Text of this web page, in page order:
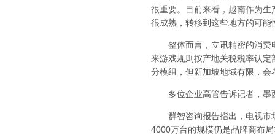
很重要。目前来看，越南作为
很成熟，转移到这些地方的可能
整体而言，立讯精密的消费电
来游戏规则按产地关税税率认
分模组，但新加坡地域有限，会
多位企业高管告诉记者，墨
群智咨询报告指出，电视市场
4000万台的规模仍是品牌商布